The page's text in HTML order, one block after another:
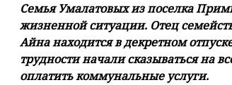
Семья Умалатовых из поселка
жизненной ситуации. Отец
Айна находится в декретном
трудности начали сказываться на
оплатить коммунальные услуги.